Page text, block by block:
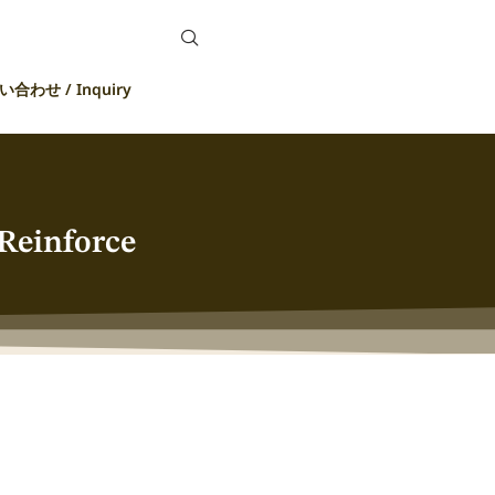
合わせ / Inquiry